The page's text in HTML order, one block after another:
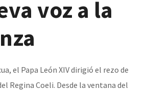
voz a la
el Papa León XIV dirigió el rezo de
Regina Coeli. Desde la ventana del